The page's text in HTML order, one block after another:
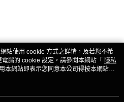
站使用 cookie 方式之詳情，及若您不希
腦的 cookie 設定，請參閱本網站「 隱私
本網站即表示您同意本公司得按本網站使